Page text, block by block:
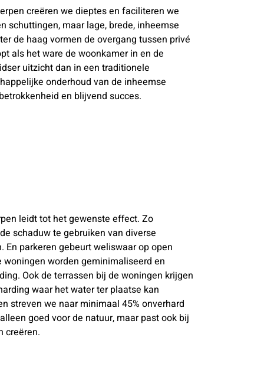
creëren we dieptes en faciliteren we
schuttingen, maar lage, brede, inheemse
de haag vormen de overgang tussen privé
als het ware de woonkamer in en de
uitzicht dan in een traditionele
onderhoud van de inheemse
en blijvend succes.
leidt tot het gewenste effect. Zo
schaduw te gebruiken van diverse
parkeren gebeurt weliswaar op open
woningen worden geminimaliseerd en
Ook de terrassen bij de woningen krijgen
waar het water ter plaatse kan
streven we naar minimaal 45% onverhard
goed voor de natuur, maar past ook bij
creëren.